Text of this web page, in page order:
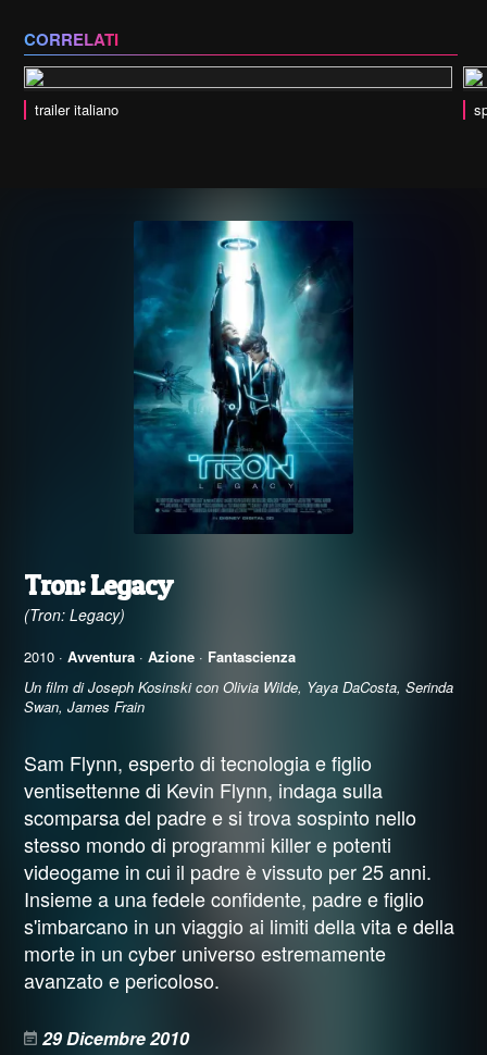
CORRELATI
trailer italiano
Tron: Legacy
(Tron: Legacy)
2010 · Avventura ·Azione · Fantascienza
Un film di Joseph Kosinski con Olivia Wilde, Yaya DaCosta, Serinda
Swan, James Frain
Sam Flynn, esperto di tecnologia e figlio
ventisettenne di Kevin Flynn, indaga sulla
scomparsa del padre e si trova sospinto nello
stesso mondo di programmi killer e potenti
videogame in cui il padre è vissuto per 25 anni.
Insieme a una fedele confidente, padre e figlio
s'imbarcano in un viaggio ai limiti della vita e della
morte in un cyber universo estremamente
avanzato e pericoloso.
29 Dicembre 2010